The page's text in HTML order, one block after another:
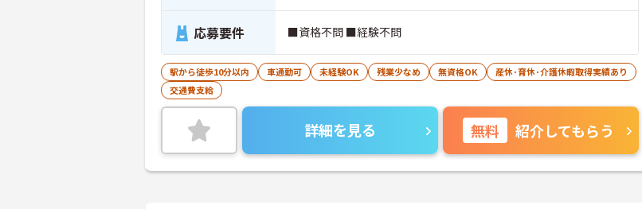
応募要件 ■資格不問 ■経験不問
駅から徒歩10分以内 車通勤可 未経験OK 残業少なめ 無資格OK
産休･育休･介護休暇取得実績あり
交通費支給
詳細を見る 無料 紹介してもらう